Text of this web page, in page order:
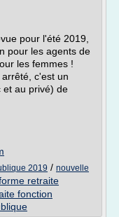
pour l'été 2019,
pour les agents de
les femmes !
c'est un
et au privé) de
2019 / nouvelle
retraite
fonction